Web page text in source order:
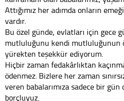
Attığımız her adımda onların
vardır.
Bu özel günde, evlatları için gece
mutluluğunu kendi mutluluğunun
yürekten teşekkür ediyorum.
Hiçbir zaman fedakârlıktan
ödenmez. Bizlere her zaman
veren babalarımıza sadece bir
borçluyuz.